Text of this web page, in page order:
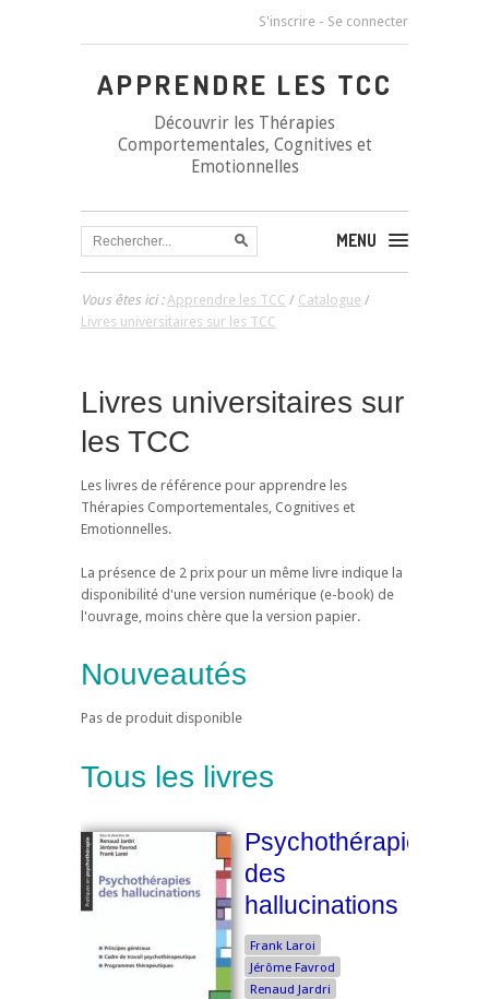
S'inscrire - Se connecter
APPRENDRE LES TCC
Découvrir les Thérapies
Comportementales, Cognitives et
Emotionnelles
MENU
Vous êtes ici :Apprendre les TCC / Catalogue /
Livres universitaires sur les TCC
Livres universitaires sur
les TCC
Les livres de référence pour apprendre les
Thérapies Comportementales, Cognitives et
Emotionnelles.
La présence de 2 prix pour un même livre indique la
disponibilité d'une version numérique (e-book) de
l'ouvrage, moins chère que la version papier.
Nouveautés
Pas de produit disponible
Tous les livres
Psychothérapies
des
hallucinations
Frank Laroi
Jérôme Favrod
Renaud Jardri